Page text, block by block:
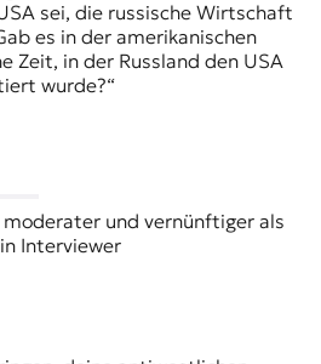
sei, die russische Wirtschaft
es in der amerikanischen
Zeit, in der Russland den USA
wurde?“
und vernünftiger als
Interviewer